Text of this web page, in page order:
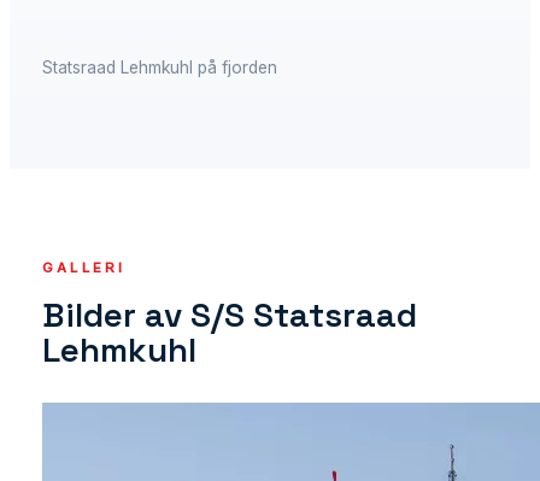
Statsraad Lehmkuhl på fjorden
GALLERI
Bilder av S/S Statsraad
Lehmkuhl